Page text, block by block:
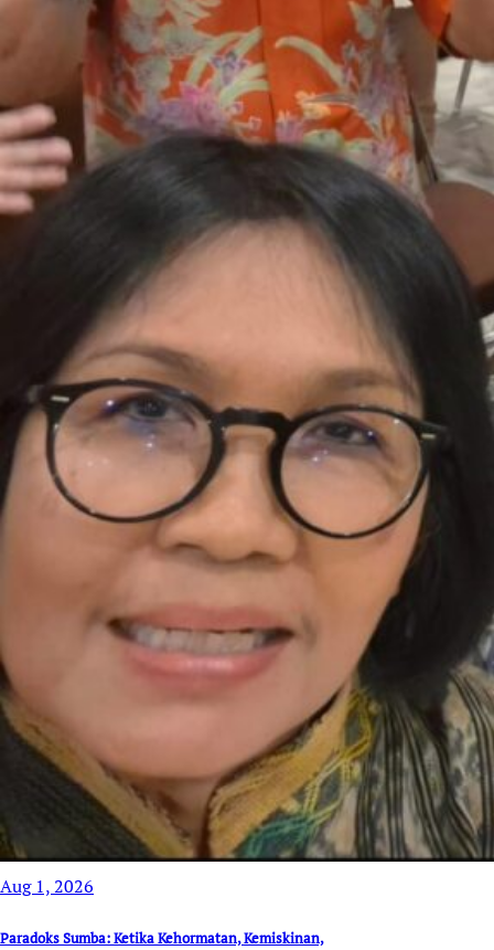
Aug 1, 2026
Paradoks Sumba: Ketika Kehormatan, Kemiskinan,